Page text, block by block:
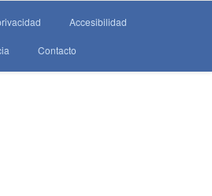
Accesibilidad
Contacto